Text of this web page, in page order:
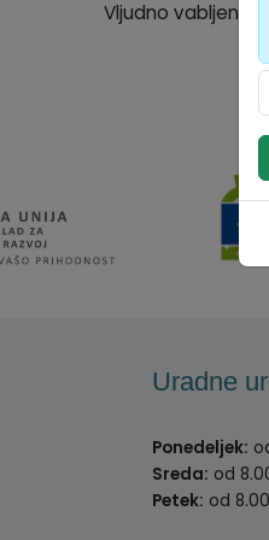
Vljudno vabljeni.
Uradne
Ponedeljek:
Sreda: od
Petek: od